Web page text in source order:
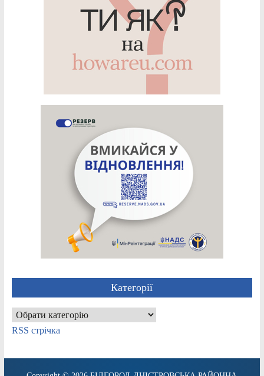
Категорії
Категорії
RSS стрічка